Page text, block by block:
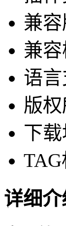
兼容
兼
语
版
下
TAG
详细介